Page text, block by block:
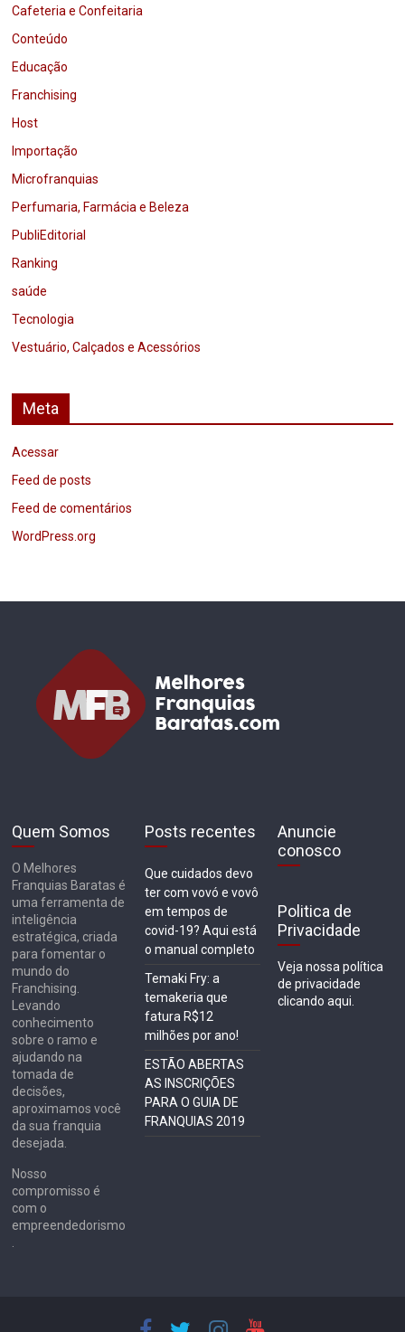
Cafeteria e Confeitaria
Conteúdo
Educação
Franchising
Host
Importação
Microfranquias
Perfumaria, Farmácia e Beleza
PubliEditorial
Ranking
saúde
Tecnologia
Vestuário, Calçados e Acessórios
Meta
Acessar
Feed de posts
Feed de comentários
WordPress.org
Quem Somos
O Melhores
Franquias Baratas é
uma ferramenta de
inteligência
estratégica, criada
para fomentar o
mundo do
Franchising.
Levando
conhecimento
sobre o ramo e
ajudando na
tomada de
decisões,
aproximamos você
da sua franquia
desejada.
Nosso
compromisso é
com o
empreendedorismo
Posts recentes
Que cuidados devo
ter com vovó e vovô
em tempos de
covid-19? Aqui está
o manual completo
Temaki Fry: a
temakeria que
fatura R$12
milhões por ano!
ESTÃO ABERTAS
AS INSCRIÇÕES
PARA O GUIA DE
FRANQUIAS 2019
Anuncie
conosco
Politica de
Privacidade
Veja nossa política
de privacidade
clicando aqui.